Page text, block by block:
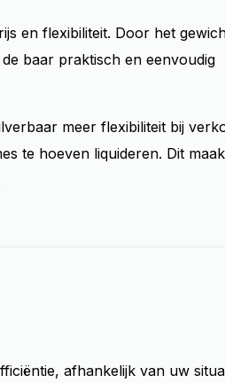
en flexibiliteit. Door het
baar praktisch en eenvoudig
meer flexibiliteit bij
te hoeven liquideren. Dit
afhankelijk van uw